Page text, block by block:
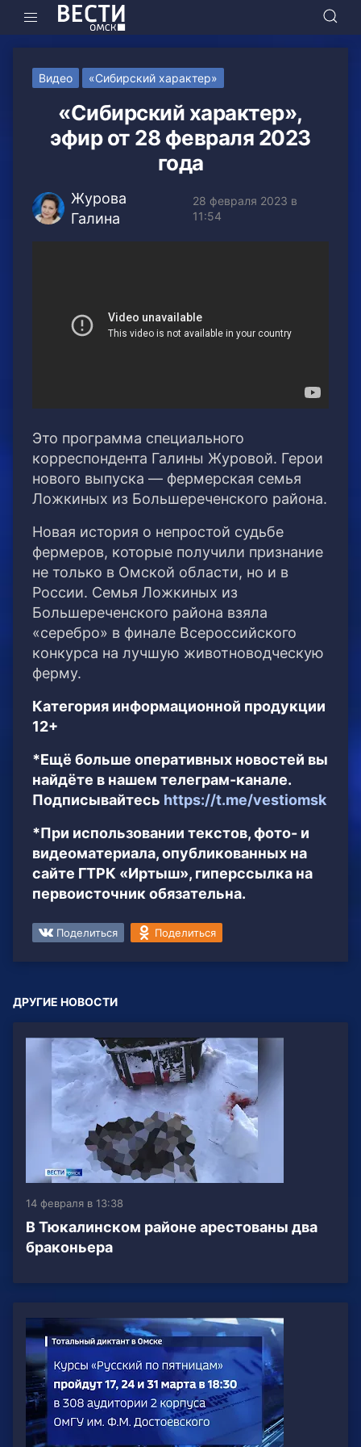
Видео «Сибирский характер»
«Сибирский характер»,
эфир от 28 февраля 2023
года
Журова
Галина
28 февраля 2023 в
11:54
Это программа специального
корреспондента Галины Журовой. Герои
нового выпуска — фермерская семья
Ложкиных из Большереченского района.
Новая история о непростой судьбе
фермеров, которые получили признание
не только в Омской области, но и в
России. Семья Ложкиных из
Большереченского района взяла
«серебро» в финале Всероссийского
конкурса на лучшую животноводческую
ферму.
Категория информационной продукции
12+
*Ещё больше оперативных новостей вы
найдёте в нашем телеграм-канале.
Подписывайтесь https://t.me/vestiomsk
*При использовании текстов, фото- и
видеоматериала, опубликованных на
сайте ГТРК «Иртыш», гиперссылка на
первоисточник обязательна.
Поделиться Поделиться
ДРУГИЕ НОВОСТИ
14 февраля в 13:38
В Тюкалинском районе арестованы два
браконьера